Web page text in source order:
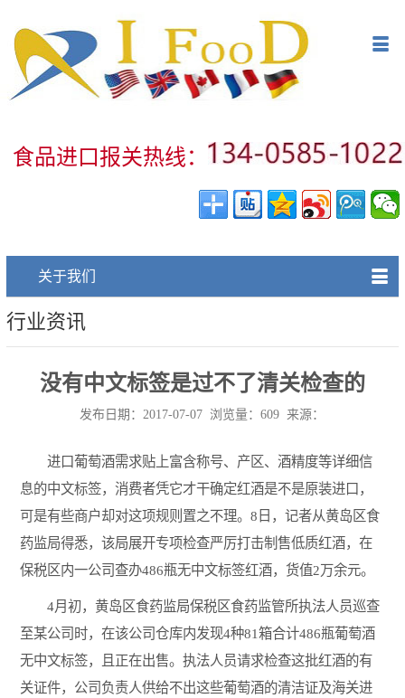
食品进口报关热线：
食品进口报关项目
食品法规审查
食品进口报关规范
󰀥
关于我们
关于食品进口报关公司
󰀥
行业资讯
没有中文标签是过不了清关检查的
发布日期：2017-07-07 浏览量：609 来源：
进口葡萄酒需求贴上富含称号、产区、酒精度等详细信
息的中文标签，消费者凭它才干确定红酒是不是原装进口，
可是有些商户却对这项规则置之不理。8日，记者从黄岛区食
药监局得悉，该局展开专项检查严厉打击制售低质红酒，在
保税区内一公司查办486瓶无中文标签红酒，货值2万余元。
4月初，黄岛区食药监局保税区食药监管所执法人员巡查
至某公司时，在该公司仓库内发现4种81箱合计486瓶葡萄酒
无中文标签，且正在出售。执法人员请求检查这批红酒的有
关证件，公司负责人供给不出这些葡萄酒的清洁证及海关进